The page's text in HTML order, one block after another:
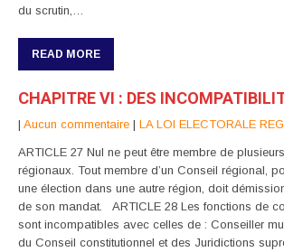
du scrutin,…
READ MORE
CHAPITRE VI : DES
| Aucun commentaire | LA LOI ELECTORALE
ARTICLE 27 Nul ne peut être membre de
régionaux. Tout membre d’un Conseil régional,
une élection dans une autre région, doit
de son mandat. ARTICLE 28 Les fonctions de
sont incompatibles avec celles de : Conseiller
du Conseil constitutionnel et des Juridictions